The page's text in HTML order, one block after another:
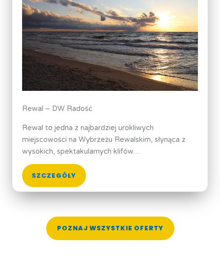
Rewal – DW Radość
Rewal to jedna z najbardziej urokliwych
miejscowości na Wybrzeżu Rewalskim, słynąca z
wysokich, spektakularnych klifów…
SZCZEGÓŁY
POZNAJ WSZYSTKIE OFERTY